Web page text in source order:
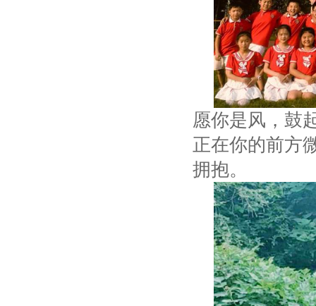
愿你是风，鼓
正在你的前方
拥抱。